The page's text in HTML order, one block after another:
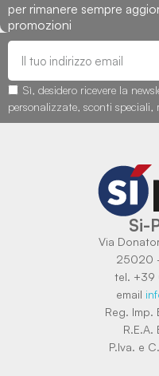
per rimanere sempre
promozioni
Sì, desidero ricevere la
personalizzate, sconti
Si-
Via
25020
tel.
email
Reg.
R.E.A.
P.Iva. e